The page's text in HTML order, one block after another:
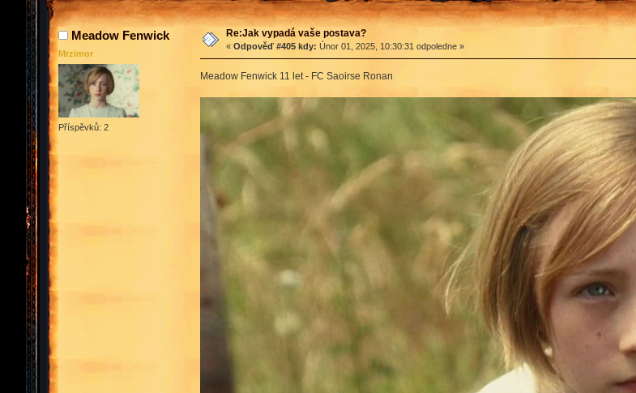
Meadow Fenwick
Mrzimor
Příspěvků: 2
Re:Jak vypadá vaše postava?
« Odpověď #405 kdy: Únor 01, 2025, 10:30:31 odpoledne »
Meadow Fenwick 11 let - FC Saoirse Ronan